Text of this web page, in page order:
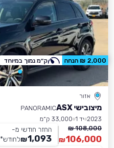
אזור
מיצובישי ASX
PANORAMIC
2023 יד 1
33,000 ק״מ
108,000 ₪
106,000
₪
החזר חודשי מ-
1,093
₪לחודש*
2,000 ₪ הנחה ק״מ נמוך במיוחד